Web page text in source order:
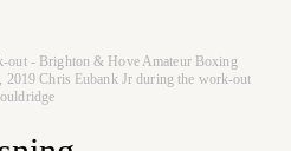
out - Brighton & Hove Amateur Boxing
Chris Eubank Jr during the work-out